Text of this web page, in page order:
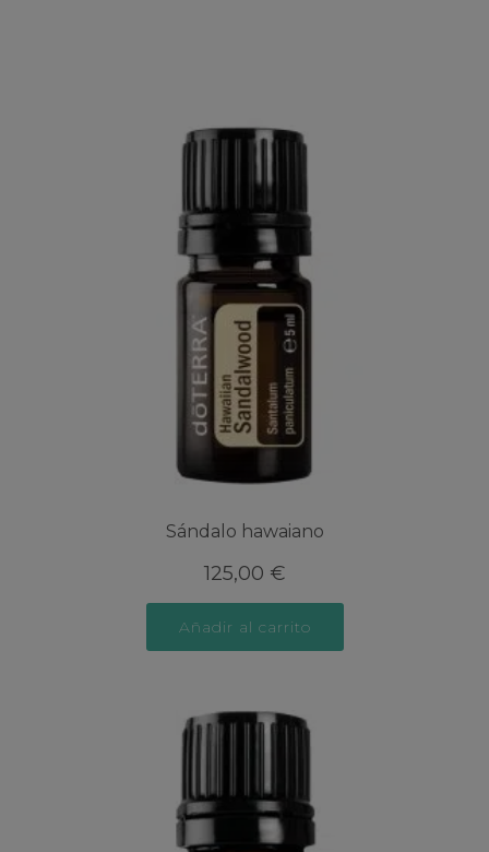
Sándalo hawaiano
125,00 €
Añadir al carrito